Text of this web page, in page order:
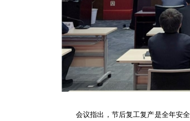
会议指出，节后复工复产是全年安